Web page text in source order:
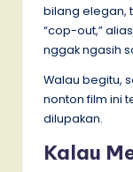
bilang elegan,
“cop-out,”
nggak ngasih
Walau begitu,
nonton film ini
dilupakan.
Kalau